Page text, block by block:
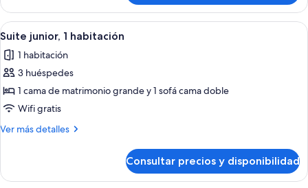
vistas
al
jardín
superior,
cama
matrimonio
grande,
al
jardín
Abrir
todas
las
fotos
de
Suite
junior,
Una habitación de hotel moderna
7
Suite junior, 1 habitación
1 habitación
3 huéspedes
1 cama de matrimonio grande y 1 sofá cama doble
Wifi gratis
Ver más detalles
Más
junior,
Consultar precios y disponibilidad